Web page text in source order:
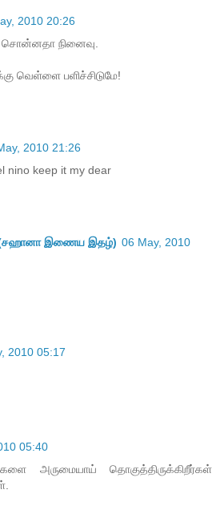
2010 20:26
நினைவு.
வெள்ளை பளிச்சிடுமே!
2010 21:26
nino keep it my dear
(சஹானா இணைய இதழ்) 06 May, 2010
2010 05:17
05:40
அருமையாய் தொகுத்திருக்கிறீர்கள்